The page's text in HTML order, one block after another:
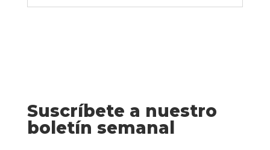
Suscríbete a nuestro
boletín semanal